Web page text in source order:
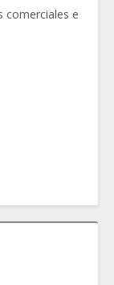
comerciales e